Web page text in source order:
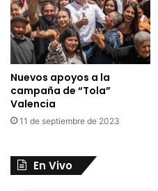
Nuevos apoyos a la
campaña de “Tola”
Valencia
11 de septiembre de 2023
En Vivo